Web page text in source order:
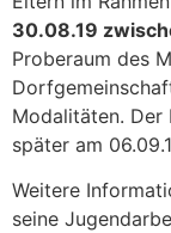
30.08.19
Proberaum des
Modalitäten. Der
später am
Weitere
seine